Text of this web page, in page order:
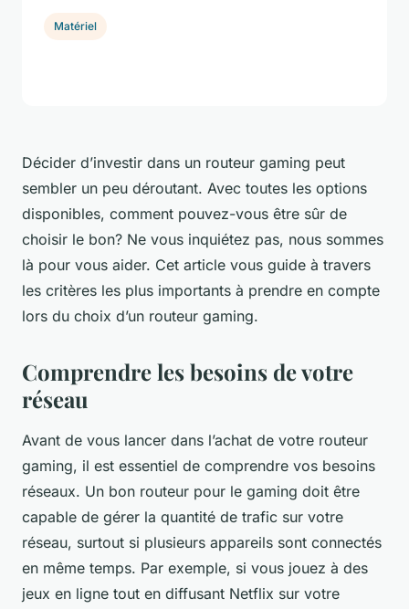
Décider d’investir dans un routeur gaming peut
sembler un peu déroutant. Avec toutes les options
disponibles, comment pouvez-vous être sûr de
choisir le bon? Ne vous inquiétez pas, nous sommes
là pour vous aider. Cet article vous guide à travers
les critères les plus importants à prendre en compte
lors du choix d’un routeur gaming.
Comprendre les besoins de votre
réseau
Avant de vous lancer dans l’achat de votre routeur
gaming, il est essentiel de comprendre vos besoins
réseaux. Un bon routeur pour le gaming doit être
capable de gérer la quantité de trafic sur votre
réseau, surtout si plusieurs appareils sont connectés
en même temps. Par exemple, si vous jouez à des
jeux en ligne tout en diffusant Netflix sur votre
Matériel